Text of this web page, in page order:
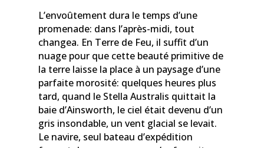
L’envoûtement dura le temps d’une
promenade: dans l’après-midi, tout
changea. En Terre de Feu, il suffit d’un
nuage pour que cette beauté primitive de
la terre laisse la place à un paysage d’une
parfaite morosité: quelques heures plus
tard, quand le Stella Australis quittait la
baie d’Ainsworth, le ciel était devenu d’un
gris insondable, un vent glacial se levait.
Le navire, seul bateau d’expédition